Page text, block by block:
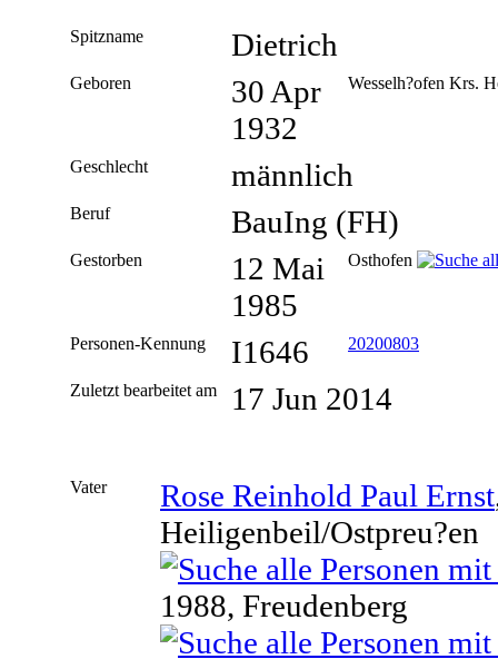
Spitzname Dietrich
Geboren
30 Apr
1932
Wesselh?ofen Krs.
Geschlecht männlich
Beruf BauIng (FH)
Gestorben
12 Mai
1985
Osthofen
Personen-Kennung I1646 20200803
Zuletzt bearbeitet am 17 Jun 2014
Vater Rose Reinhold Paul Ernst
Heiligenbeil/Ostpreu?en
1988, Freudenberg